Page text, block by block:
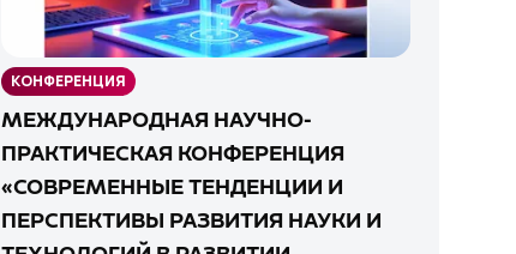
КОНФЕРЕНЦИЯ
МЕЖДУНАРОДНАЯ НАУЧНО-
ПРАКТИЧЕСКАЯ КОНФЕРЕНЦИЯ
«СОВРЕМЕННЫЕ ТЕНДЕНЦИИ И
ПЕРСПЕКТИВЫ РАЗВИТИЯ НАУКИ И